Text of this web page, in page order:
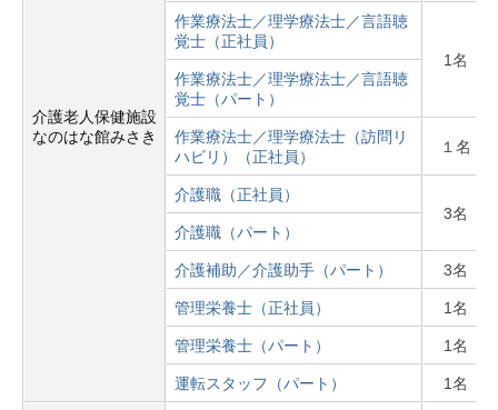
介護老人保健施設
なのはな館みさき
作業療法士／理学療法士／言語聴
覚士（正社員）
1名
作業療法士／理学療法士／言語聴
覚士（パート）
作業療法士／理学療法士（訪問リ
ハビリ）（正社員）
１名
介護職（正社員）
3名
介護職（パート）
介護補助／介護助手（パート） 3名
管理栄養士（正社員） 1名
管理栄養士（パート） 1名
運転スタッフ（パート） 1名